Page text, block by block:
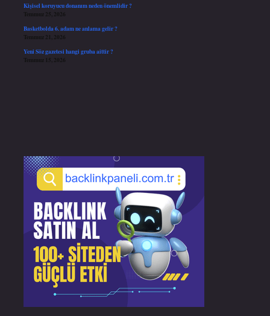
Kişisel koruyucu donanım neden önemlidir ?
Temmuz 25, 2026
Basketbolda 6. adam ne anlama gelir ?
Temmuz 21, 2026
Yeni Söz gazetesi hangi gruba aittir ?
Temmuz 15, 2026